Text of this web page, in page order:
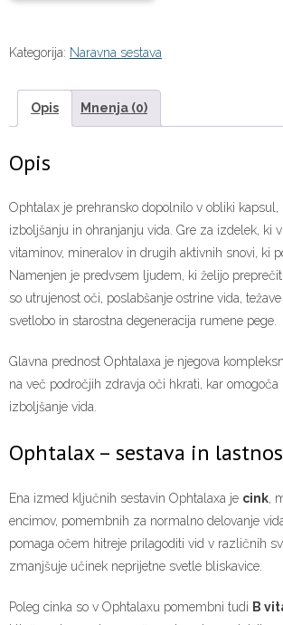
Kategorija: Naravna sestava
Opis Mnenja (0)
Opis
Ophtalax je prehransko dopolnilo v obliki kapsul,
izboljšanju in ohranjanju vida. Gre za izdelek, ki
vitaminov, mineralov in drugih aktivnih snovi, ki
Namenjen je predvsem ljudem, ki želijo
so utrujenost oči, poslabšanje ostrine vida,
svetlobo in starostna degeneracija rumene pege.
Glavna prednost Ophtalaxa je njegova
na več področjih zdravja oči hkrati, kar
izboljšanje vida.
Ophtalax – sestava in
Ena izmed ključnih sestavin Ophtalaxa je cink ,
encimov, pomembnih za normalno delovanje
pomaga očem hitreje prilagoditi vid v različnih
zmanjšuje učinek neprijetne svetle bliskavice.
Poleg cinka so v Ophtalaxu pomembni tudi B